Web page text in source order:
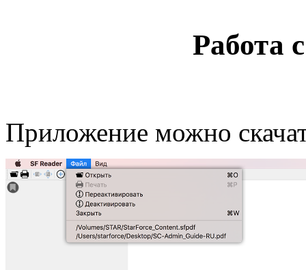
Работа
Приложение можно